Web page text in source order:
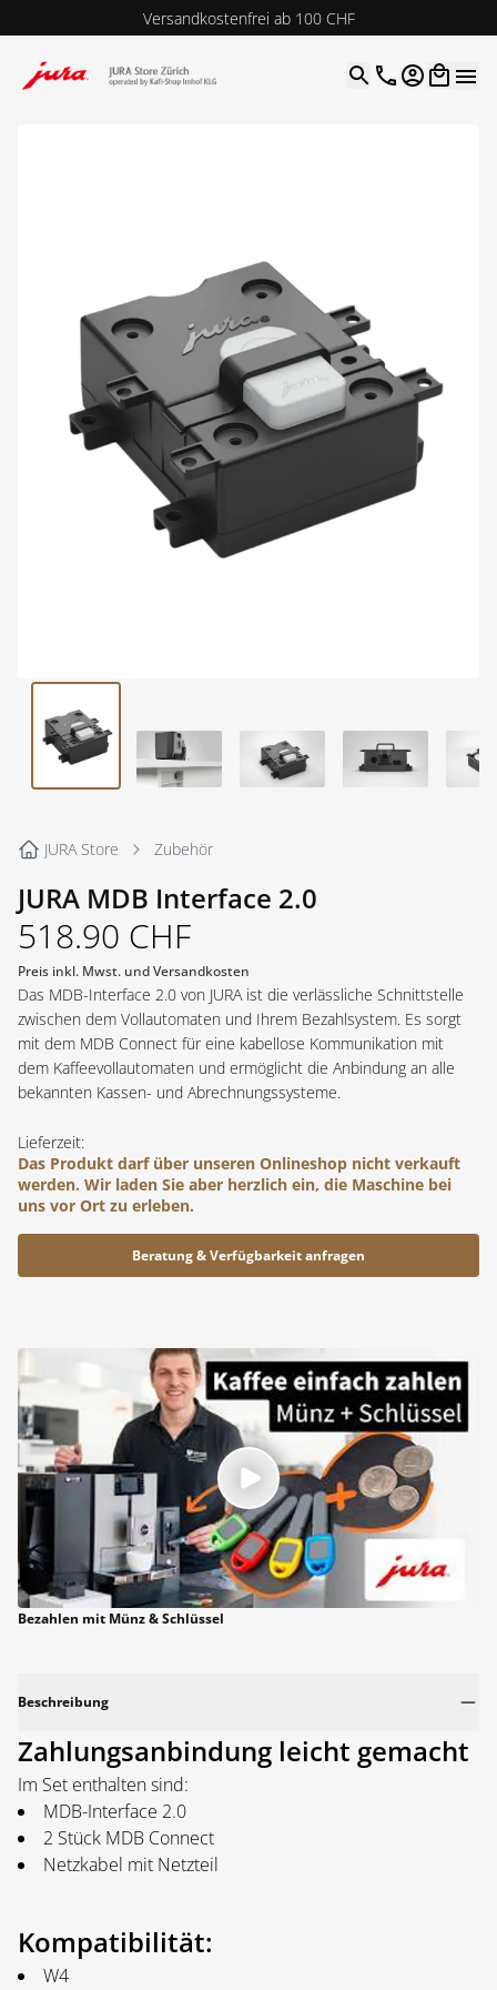
Versandkostenfrei ab 100 CHF
4.9| 5.0 Google
Open
JURA Store Zubehör
JURA MDB Interface 2.0
518.90 CHF
Preis inkl. Mwst. und Versandkosten
Das MDB-Interface 2.0 von JURA ist die verlässliche Schnittstelle
zwischen dem Vollautomaten und Ihrem Bezahlsystem. Es sorgt
mit dem MDB Connect für eine kabellose Kommunikation mit
dem Kaffeevollautomaten und ermöglicht die Anbindung an alle
bekannten Kassen- und Abrechnungssysteme.
Lieferzeit:
Das Produkt darf über unseren Onlineshop nicht verkauft
werden. Wir laden Sie aber herzlich ein, die Maschine bei
uns vor Ort zu erleben.
Beratung & Verfügbarkeit anfragen
Bezahlen mit Münz & Schlüssel
Beschreibung
Zahlungsanbindung leicht gemacht
Im Set enthalten sind:
MDB-Interface 2.0
2 Stück MDB Connect
Netzkabel mit Netzteil
Kompatibilität:
W4